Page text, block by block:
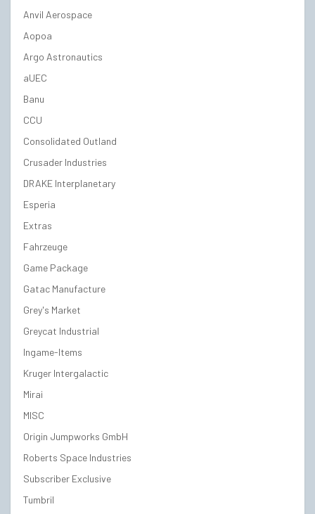
Anvil Aerospace
Aopoa
Argo Astronautics
aUEC
Banu
CCU
Consolidated Outland
Crusader Industries
DRAKE Interplanetary
Esperia
Extras
Fahrzeuge
Game Package
Gatac Manufacture
Grey's Market
Greycat Industrial
Ingame-Items
Kruger Intergalactic
Mirai
MISC
Origin Jumpworks GmbH
Roberts Space Industries
Subscriber Exclusive
Tumbril